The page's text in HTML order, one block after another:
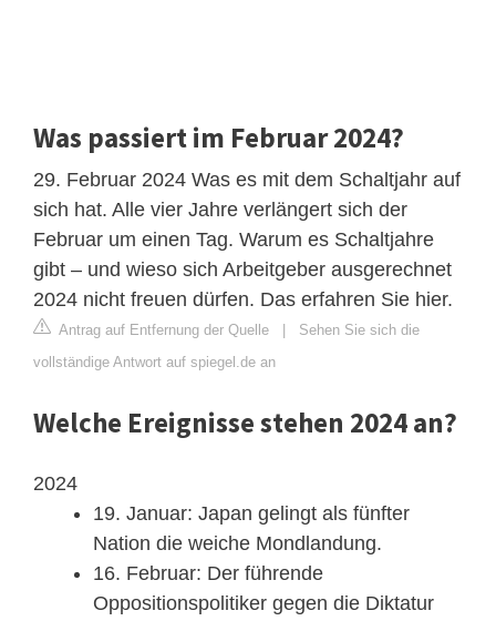
Was passiert im Februar 2024?
29. Februar 2024 Was es mit dem Schaltjahr auf
sich hat. Alle vier Jahre verlängert sich der
Februar um einen Tag. Warum es Schaltjahre
gibt – und wieso sich Arbeitgeber ausgerechnet
2024 nicht freuen dürfen. Das erfahren Sie hier.
Antrag auf Entfernung der Quelle
Sehen Sie sich die
vollständige Antwort auf spiegel.de an
Welche Ereignisse stehen 2024 an?
2024
19. Januar: Japan gelingt als fünfter
Nation die weiche Mondlandung.
16. Februar: Der führende
Oppositionspolitiker gegen die Diktatur